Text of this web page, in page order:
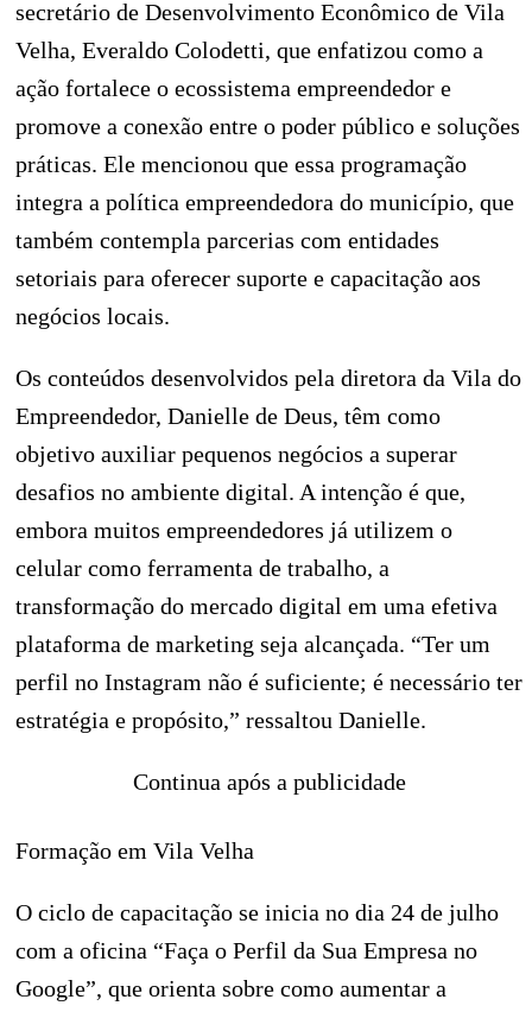
secretário de Desenvolvimento Econômico de Vila
Velha, Everaldo Colodetti, que enfatizou como a
ação fortalece o ecossistema empreendedor e
promove a conexão entre o poder público e soluções
práticas. Ele mencionou que essa programação
integra a política empreendedora do município, que
também contempla parcerias com entidades
setoriais para oferecer suporte e capacitação aos
negócios locais.
Os conteúdos desenvolvidos pela diretora da Vila do
Empreendedor, Danielle de Deus, têm como
objetivo auxiliar pequenos negócios a superar
desafios no ambiente digital. A intenção é que,
embora muitos empreendedores já utilizem o
celular como ferramenta de trabalho, a
transformação do mercado digital em uma efetiva
plataforma de marketing seja alcançada. “Ter um
perfil no Instagram não é suficiente; é necessário ter
estratégia e propósito,” ressaltou Danielle.
Continua após a publicidade
Formação em Vila Velha
O ciclo de capacitação se inicia no dia 24 de julho
com a oficina “Faça o Perfil da Sua Empresa no
Google”, que orienta sobre como aumentar a